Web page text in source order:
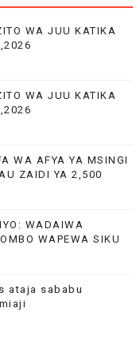
WA JUU KATIKA
WA JUU KATIKA
WA AFYA YA MSINGI
ZAIDI YA 2,500
WADAIWA
WAPEWA SIKU
ataja sababu